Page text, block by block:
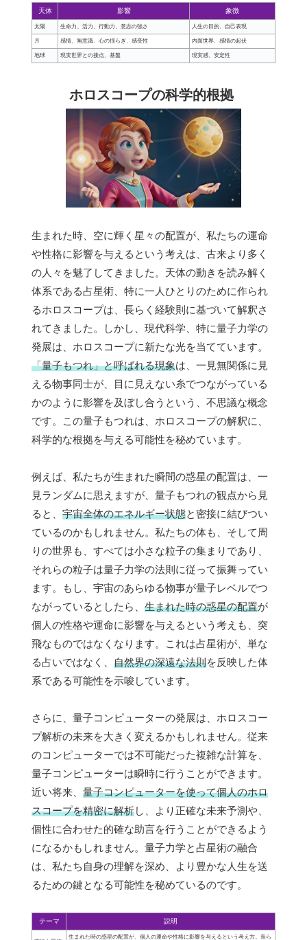
天体 影響 象徴
太陽 生命力、活力、行動力、意志の強さ 人生の目的、自己表現
月 感情、無意識、心の揺らぎ、感受性 内面世界、感情の起伏
地球 現実世界との接点、基盤 現実感、安定性
ホロスコープの科学的根拠
生まれた時、空に輝く星々の配置が、私たちの運命
や性格に影響を与えるという考えは、古来より多く
の人々を魅了してきました。天体の動きを読み解く
体系である占星術、特に一人ひとりのために作られ
るホロスコープは、長らく経験則に基づいて解釈さ
れてきました。しかし、現代科学、特に量子力学の
発展は、ホロスコープに新たな光を当てています。
「量子もつれ」と呼ばれる現象は、一見無関係に見
える物事同士が、目に見えない糸でつながっている
かのように影響を及ぼし合うという、不思議な概念
です。この量子もつれは、ホロスコープの解釈に、
科学的な根拠を与える可能性を秘めています。
例えば、私たちが生まれた瞬間の惑星の配置は、一
見ランダムに思えますが、量子もつれの観点から見
ると、 宇宙全体のエネルギー状態と密接に結びつい
ているのかもしれません。私たちの体も、そして周
りの世界も、すべては小さな粒子の集まりであり、
それらの粒子は量子力学の法則に従って振舞ってい
ます。もし、宇宙のあらゆる物事が量子レベルでつ
ながっているとしたら、 生まれた時の惑星の配置が
個人の性格や運命に影響を与えるという考えも、突
飛なものではなくなります。これは占星術が、単な
る占いではなく、 自然界の深遠な法則を反映した体
系である可能性を示唆しています。
さらに、量子コンピューターの発展は、ホロスコー
プ解析の未来を大きく変えるかもしれません。従来
のコンピューターでは不可能だった複雑な計算を、
量子コンピューターは瞬時に行うことができます。
近い将来、 量子コンピューターを使って個人のホロ
スコープを精密に解析し、より正確な未来予測や、
個性に合わせた的確な助言を行うことができるよう
になるかもしれません。量子力学と占星術の融合
は、私たち自身の理解を深め、より豊かな人生を送
るための鍵となる可能性を秘めているのです。
テーマ 説明
生まれた時の惑星の配置が、個人の運命や性格に影響を与えるという考え方。長ら